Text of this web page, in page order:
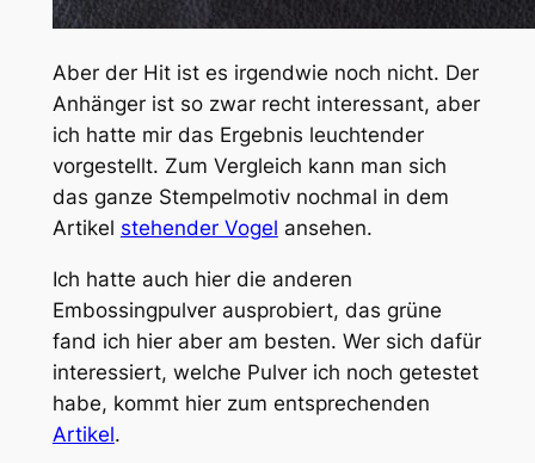
Aber der Hit ist es irgendwie noch nicht. Der
Anhänger ist so zwar recht interessant, aber
ich hatte mir das Ergebnis leuchtender
vorgestellt. Zum Vergleich kann man sich
das ganze Stempelmotiv nochmal in dem
Artikel stehender Vogel ansehen.
Ich hatte auch hier die anderen
Embossingpulver ausprobiert, das grüne
fand ich hier aber am besten. Wer sich dafür
interessiert, welche Pulver ich noch getestet
habe, kommt hier zum entsprechenden
Artikel.